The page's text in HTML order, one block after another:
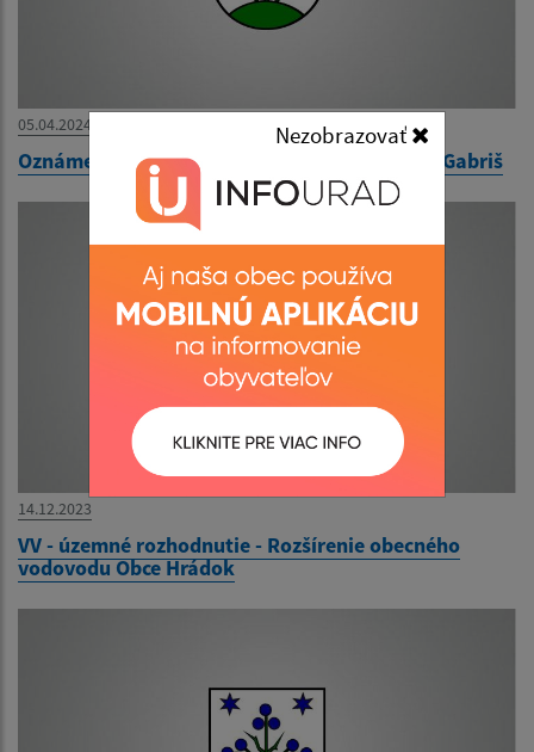
05.04.2024
Oznámenie - doručovanie písomnosti - Lukáš Gabriš
14.12.2023
VV - územné rozhodnutie - Rozšírenie obecného
vodovodu Obce Hrádok
Nezobrazovať